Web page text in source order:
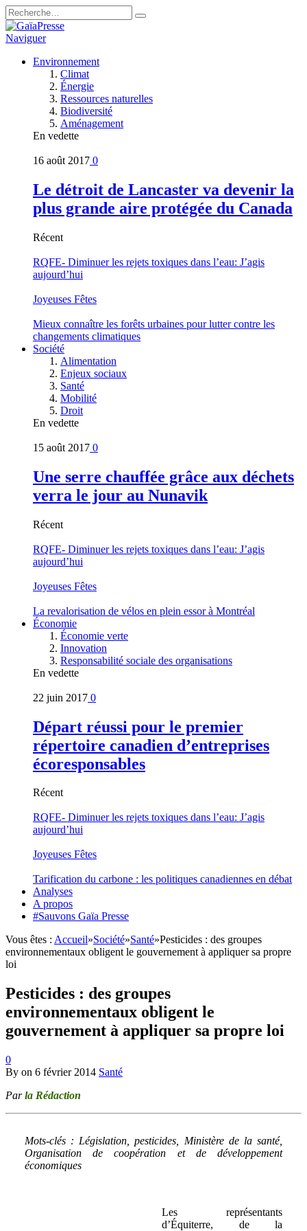
Naviguer
Environnement
Climat
Énergie
Ressources naturelles
Biodiversité
Aménagement
En vedette
16 août 2017 0
Le détroit de Lancaster va devenir la
plus grande aire protégée du Canada
Récent
RQFE- Diminuer les rejets toxiques dans l’eau: J’agis
aujourd’hui
Joyeuses Fêtes
Mieux connaître les forêts urbaines pour lutter contre les
changements climatiques
Société
Alimentation
Enjeux sociaux
Santé
Mobilité
Droit
En vedette
15 août 2017 0
Une serre chauffée grâce aux déchets
verra le jour au Nunavik
Récent
RQFE- Diminuer les rejets toxiques dans l’eau: J’agis
aujourd’hui
Joyeuses Fêtes
La revalorisation de vélos en plein essor à Montréal
Économie
Économie verte
Innovation
Responsabilité sociale des organisations
En vedette
22 juin 2017 0
Départ réussi pour le premier
répertoire canadien d’entreprises
écoresponsables
Récent
RQFE- Diminuer les rejets toxiques dans l’eau: J’agis
aujourd’hui
Joyeuses Fêtes
Tarification du carbone : les politiques canadiennes en débat
Analyses
A propos
#Sauvons Gaïa Presse
Vous êtes : Accueil»Société»Santé»Pesticides : des groupes
environnementaux obligent le gouvernement à appliquer sa propre
loi
Pesticides : des groupes
environnementaux obligent le
gouvernement à appliquer sa propre loi
0
By on 6 février 2014 Santé
Parla Rédaction
Mots-clés : Législation, pesticides, Ministère de la santé,
Organisation de coopération et de développement
économiques
Les représentants
d’Équiterre, de la